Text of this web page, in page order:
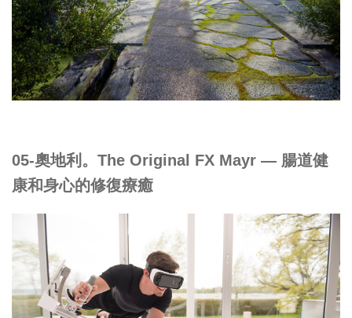
05-奧地利。The Original FX Mayr — 腸道健
康和身心的修復療癒